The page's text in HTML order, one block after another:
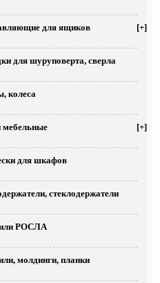
для ящиков [+]
для шуруповерта, сверла
колеса
мебельные [+]
для шкафов
стеклодержатели
РОСЛА
молдинги, планки